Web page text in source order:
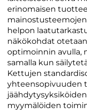
erinomaisen
helpon
näkökohdat
optimoinnin avulla,
samalla kun
Kettujen
yhteensopivuuden
myymälöiden